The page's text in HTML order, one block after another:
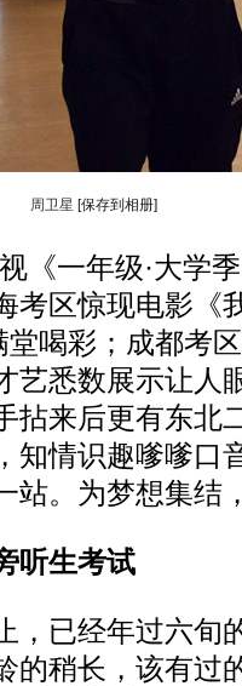
周卫星 [保存到相册]
一年级·大学季
考区惊现电影《
堂喝彩；成都考
艺悉数展示让人
拈来后更有东北
知情识趣嗲嗲口
站。为梦想集结
听生考试
已经年过六旬
的稍长，该有过